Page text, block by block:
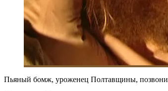
Пьяный бомж, уроженец Полтавщины,